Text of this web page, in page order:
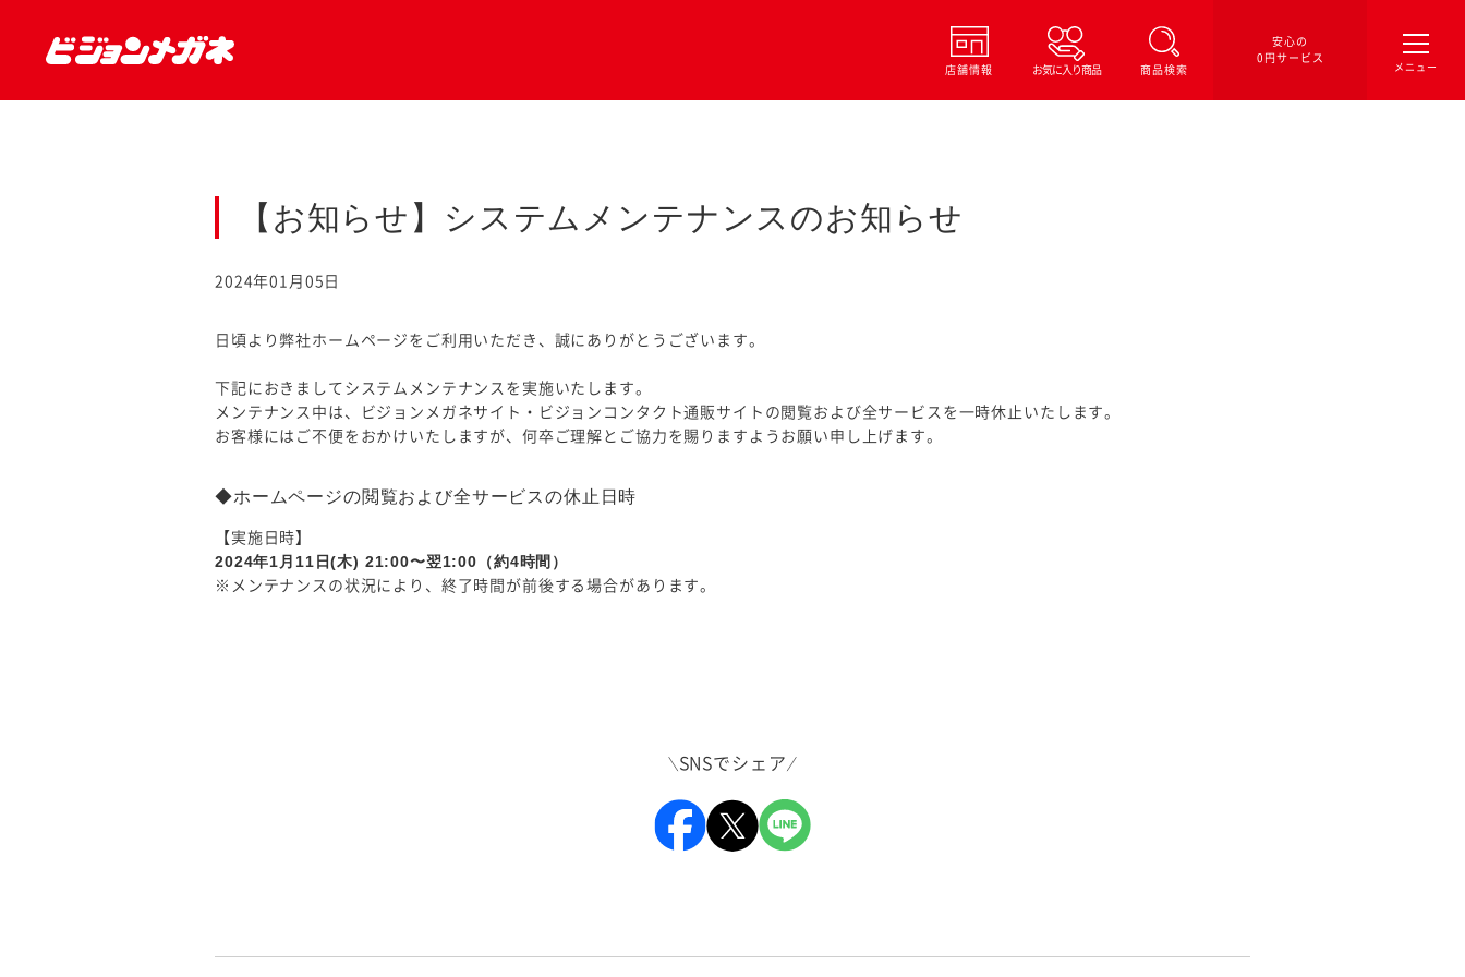
店舗情報 お気に入り商品 商品検索
安心の
0円サービス
【お知らせ】システムメンテナンスのお知らせ
2024年01月05日
日頃より弊社ホームページをご利用いただき、誠にありがとうございます。
下記におきましてシステムメンテナンスを実施いたします。
メンテナンス中は、ビジョンメガネサイト・ビジョンコンタクト通販サイトの閲覧および全サービスを一時休止いたします。
お客様にはご不便をおかけいたしますが、何卒ご理解とご協力を賜りますようお願い申し上げます。
◆ホームページの閲覧および全サービスの休止日時
【実施日時】
2024年1月11日(木) 21:00〜翌1:00（約4時間）
※メンテナンスの状況により、終了時間が前後する場合があります。
SNSでシェア